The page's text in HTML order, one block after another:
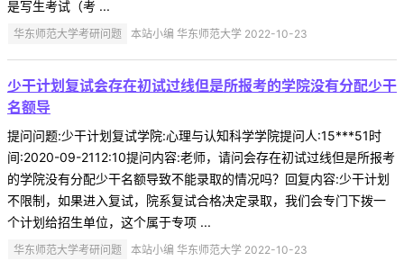
是写生考试（考 ...
华东师范大学考研问题 本站小编 华东师范大学 2022-10-23
少干计划复试会存在初试过线但是所报考的学院没有分配少干
名额导
提问问题:少干计划复试学院:心理与认知科学学院提问人:15***51时
间:2020-09-2112:10提问内容:老师，请问会存在初试过线但是所报考
的学院没有分配少干名额导致不能录取的情况吗？回复内容:少干计划
不限制，如果进入复试，院系复试合格决定录取，我们会专门下拨一
个计划给招生单位，这个属于专项 ...
华东师范大学考研问题 本站小编 华东师范大学 2022-10-23